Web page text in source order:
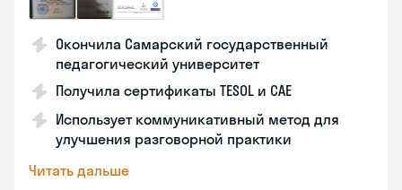
Окончила Самарский государственный
педагогический университет
Получила сертификаты TESOL и CAE
Использует коммуникативный метод для
улучшения разговорной практики
Читать дальше